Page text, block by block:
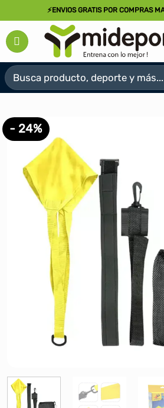
al
contenido
⚡ENVIOS GRATIS POR COMPRAS
Buscar
por:
- 24%